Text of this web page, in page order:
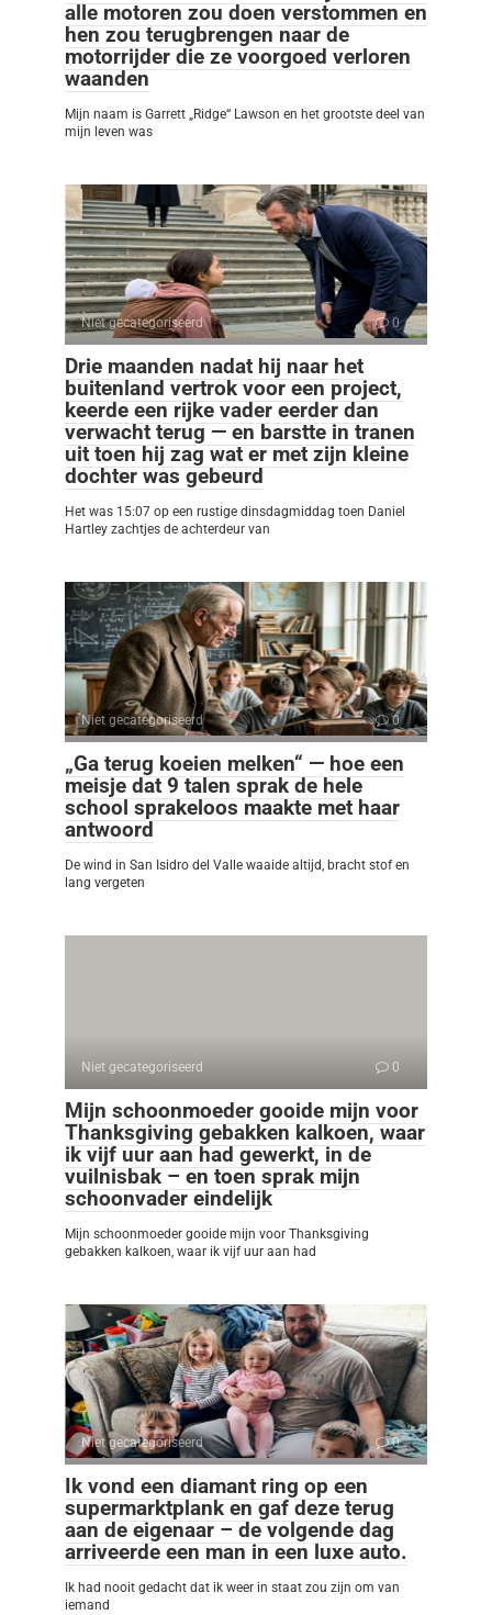
alle motoren zou doen verstommen en
hen zou terugbrengen naar de
motorrijder die ze voorgoed verloren
waanden
Mijn naam is Garrett „Ridge“ Lawson en het grootste deel van
mijn leven was
Niet gecategoriseerd 0
Drie maanden nadat hij naar het
buitenland vertrok voor een project,
keerde een rijke vader eerder dan
verwacht terug — en barstte in tranen
uit toen hij zag wat er met zijn kleine
dochter was gebeurd
Het was 15:07 op een rustige dinsdagmiddag toen Daniel
Hartley zachtjes de achterdeur van
Niet gecategoriseerd 0
„Ga terug koeien melken“ — hoe een
meisje dat 9 talen sprak de hele
school sprakeloos maakte met haar
antwoord
De wind in San Isidro del Valle waaide altijd, bracht stof en
lang vergeten
Niet gecategoriseerd 0
Mijn schoonmoeder gooide mijn voor
Thanksgiving gebakken kalkoen, waar
ik vijf uur aan had gewerkt, in de
vuilnisbak – en toen sprak mijn
schoonvader eindelijk
Mijn schoonmoeder gooide mijn voor Thanksgiving
gebakken kalkoen, waar ik vijf uur aan had
Niet gecategoriseerd 0
Ik vond een diamant ring op een
supermarktplank en gaf deze terug
aan de eigenaar – de volgende dag
arriveerde een man in een luxe auto.
Ik had nooit gedacht dat ik weer in staat zou zijn om van
iemand